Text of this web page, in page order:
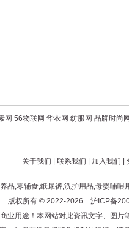
网 56物联网 华衣网 纺服网 品牌时尚网
关于我们 联系我们 加入我们
,零辅食,纸尿裤,洗护用品,母婴哺
版权所有 © 2022-2026 沪ICP备
用途！本网站对此资讯文字、图